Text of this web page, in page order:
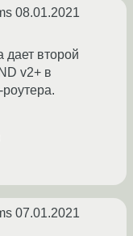
08.01.2021
дает второй
v2+ в
07.01.2021